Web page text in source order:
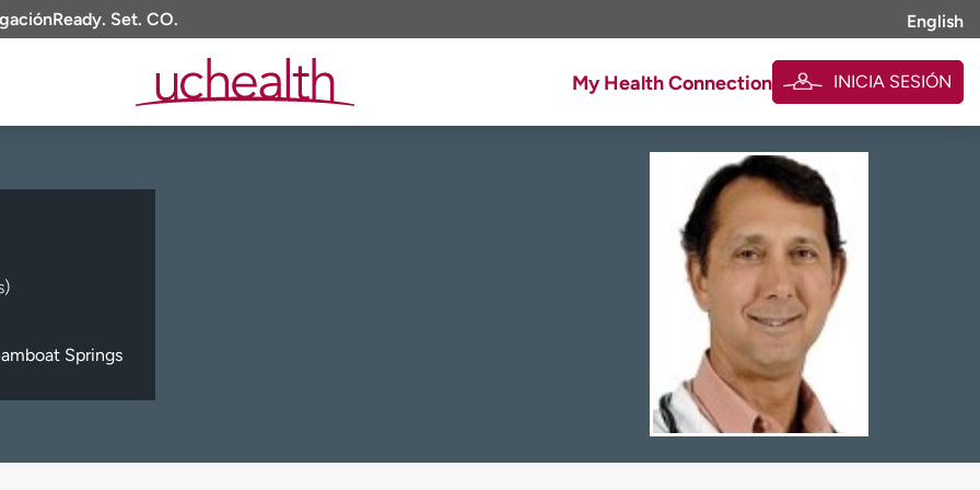
Ready. Set. CO. English
My Health Connection INICIA SESIÓN
Springs